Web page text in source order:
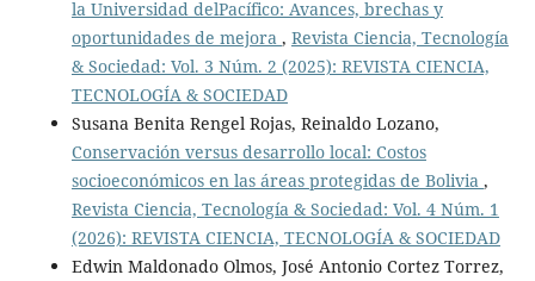
la Universidad delPacífico: Avances, brechas y
oportunidades de mejora , Revista Ciencia, Tecnología
& Sociedad: Vol. 3 Núm. 2 (2025): REVISTA CIENCIA,
TECNOLOGÍA & SOCIEDAD
Susana Benita Rengel Rojas, Reinaldo Lozano,
Conservación versus desarrollo local: Costos
socioeconómicos en las áreas protegidas de Bolivia ,
Revista Ciencia, Tecnología & Sociedad: Vol. 4 Núm. 1
(2026): REVISTA CIENCIA, TECNOLOGÍA & SOCIEDAD
Edwin Maldonado Olmos, José Antonio Cortez Torrez,